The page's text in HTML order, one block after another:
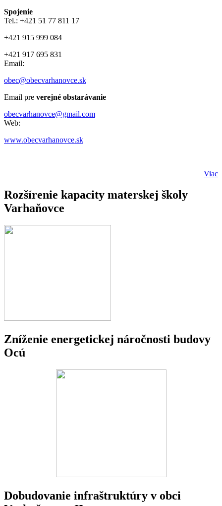
Spojenie
Tel.: +421 51 77 811 17
+421 915 999 084
+421 917 695 831
Email:
obec@obecvarhanovce.sk
Email pre verejné obstarávanie
obecvarhanovce@gmail.com
Web:
www.obecvarhanovce.sk
Viac
Rozšírenie kapacity materskej školy
Varhaňovce
Zníženie energetickej náročnosti budovy
Ocú
Dobudovanie infraštruktúry v obci